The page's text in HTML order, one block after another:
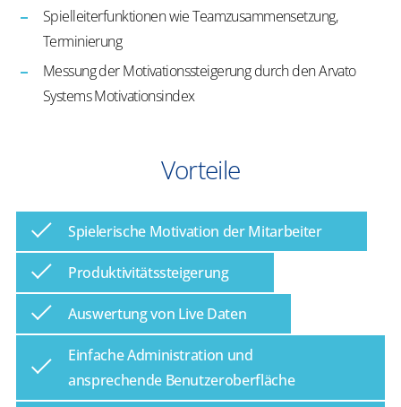
Spielleiterfunktionen wie Teamzusammensetzung,
Terminierung
Messung der Motivationssteigerung durch den Arvato
Systems Motivationsindex
Vorteile
Spielerische Motivation der Mitarbeiter
Produktivitätssteigerung
Auswertung von Live Daten
Einfache Administration und
ansprechende Benutzeroberfläche